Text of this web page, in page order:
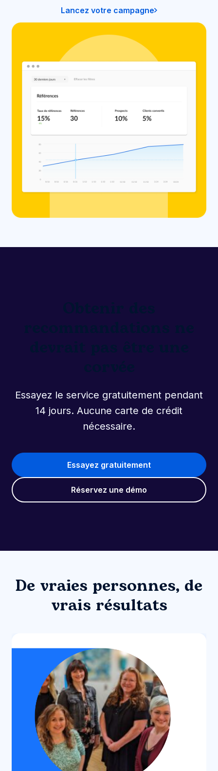
Lancez votre campagne
Essayez le service gratuitement pendant
14 jours. Aucune carte de crédit
nécessaire.
Essayez gratuitement
Réservez une démo
De vraies personnes, de
vrais résultats